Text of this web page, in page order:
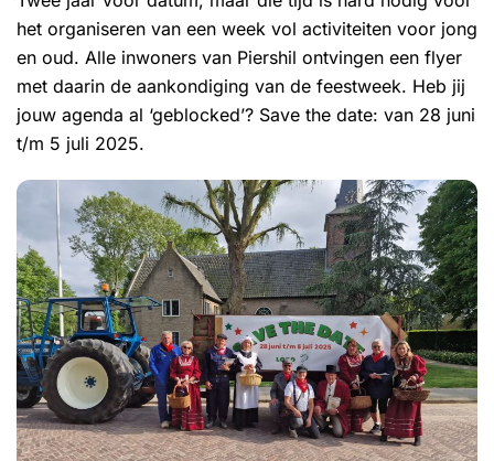
het organiseren van een week vol activiteiten voor jong
en oud. Alle inwoners van Piershil ontvingen een flyer
met daarin de aankondiging van de feestweek. Heb jij
jouw agenda al ‘geblocked’? Save the date: van 28 juni
t/m 5 juli 2025.